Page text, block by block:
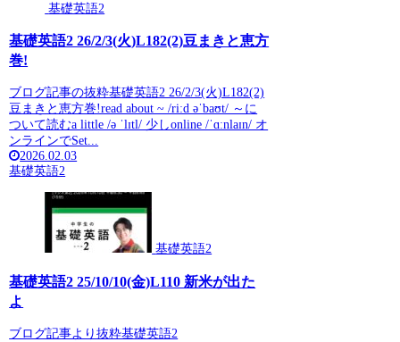
基礎英語2
基礎英語2 26/2/3(火)L182(2)豆まきと恵方
巻!
ブログ記事の抜粋基礎英語2 26/2/3(火)L182(2)
豆まきと恵方巻!read about ~ /riːd əˈbaʊt/ ～に
ついて読むa little /ə ˈlɪtl/ 少しonline /ˈɑːnlaɪn/ オ
ンラインでSet...
2026.02.03
基礎英語2
基礎英語2
基礎英語2 25/10/10(金)L110 新米が出た
よ
ブログ記事より抜粋基礎英語2